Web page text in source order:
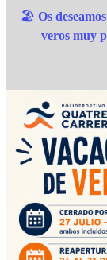
🏖️ Os
veros muy